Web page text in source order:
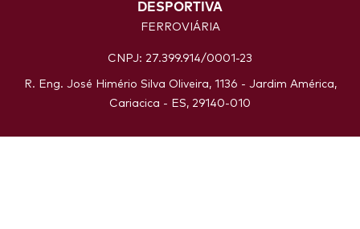
DESPORTIVA
FERROVIÁRIA
CNPJ: 27.399.914/0001-23
R. Eng. José Himério Silva Oliveira, 1136 - Jardim América,
Cariacica - ES, 29140-010